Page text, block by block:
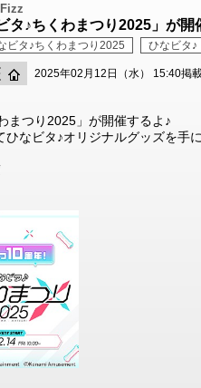
タ♪ちくわまつり2025」が開
ビタ♪ちくわまつり2025 ひなビタ♪
2025年02月12日（水） 15:40掲
まつり2025」が開催するよ♪
なビタ♪オリジナルグッズを手